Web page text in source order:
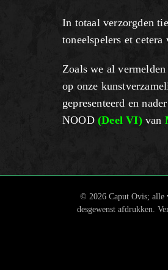
In totaal verzorgden
toneelspelers et cetera
Zoals we al
op onze
gepresenteerd en
NOOD (Deel VI) van
© 2026 Caput Ovis; alle
desgewenst afdrukken.